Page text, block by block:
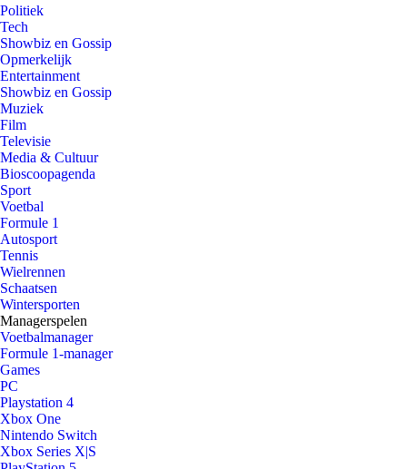
Politiek
Tech
Showbiz en Gossip
Opmerkelijk
Entertainment
Showbiz en Gossip
Muziek
Film
Televisie
Media & Cultuur
Bioscoopagenda
Sport
Voetbal
Formule 1
Autosport
Tennis
Wielrennen
Schaatsen
Wintersporten
Managerspelen
Voetbalmanager
Formule 1-manager
Games
PC
Playstation 4
Xbox One
Nintendo Switch
Xbox Series X|S